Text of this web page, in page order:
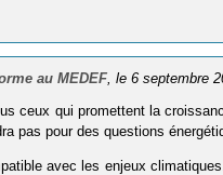
au MEDEF, le 6 septembre
ceux qui promettent la
pas pour des questions
avec les enjeux